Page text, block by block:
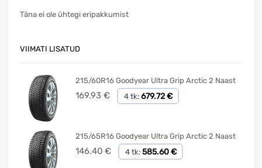
Täna ei ole ühtegi eripakkumist
VIIMATI LISATUD
215/60R16 Goodyear Ultra Grip Arctic 2 Naast
169.93 € 4 tk: 679.72 €
215/65R16 Goodyear Ultra Grip Arctic 2 Naast
146.40 € 4 tk: 585.60 €